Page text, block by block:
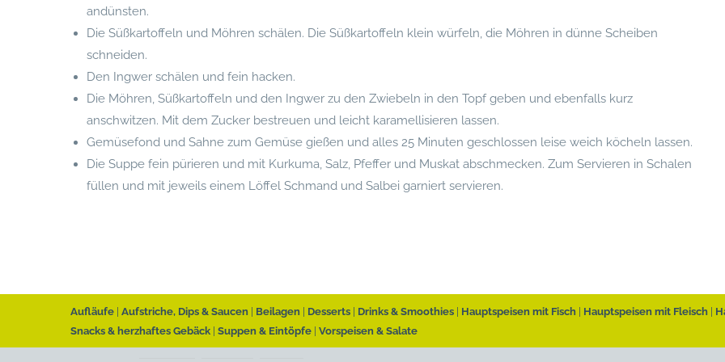
andünsten.
Die Süßkartoffeln und Möhren schälen. Die Süßkartoffeln klein würfeln, die Möhren in dünne Scheiben
schneiden.
Den Ingwer schälen und fein hacken.
Die Möhren, Süßkartoffeln und den Ingwer zu den Zwiebeln in den Topf geben und ebenfalls kurz
anschwitzen. Mit dem Zucker bestreuen und leicht karamellisieren lassen.
Gemüsefond und Sahne zum Gemüse gießen und alles 25 Minuten geschlossen leise weich köcheln lassen.
Die Suppe fein pürieren und mit Kurkuma, Salz, Pfeffer und Muskat abschmecken. Zum Servieren in Schalen
füllen und mit jeweils einem Löffel Schmand und Salbei garniert servieren.
Aufläufe Aufstriche, Dips & Saucen Beilagen Desserts Drinks & Smoothies Hauptspeisen mit Fisch Hauptspeisen mit Fleisch
Snacks & herzhaftes Gebäck Suppen & Eintöpfe Vorspeisen & Salate